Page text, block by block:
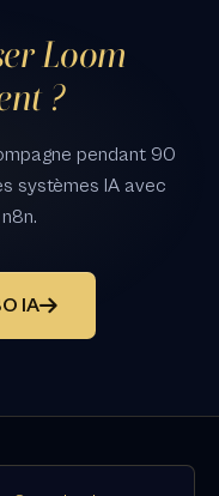
Loom
?
pendant 90
systèmes IA avec
IA